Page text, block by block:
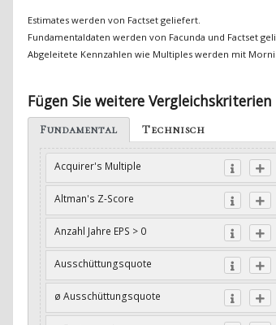
Estimates werden von Factset geliefert.
Fundamentaldaten werden von Facunda und Factset
Abgeleitete Kennzahlen wie Multiples werden mit
Fügen Sie weitere
Fundamental Technisch
Acquirer's Multiple
Altman's Z-Score
Anzahl Jahre EPS > 0
Ausschüttungsquote
ø Ausschüttungsquote